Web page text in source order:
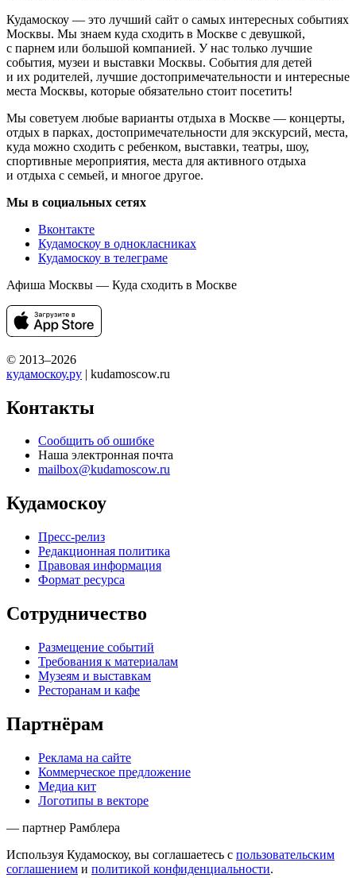
Кудамоскоу — это лучший сайт о самых интересных событиях
Москвы. Мы знаем куда сходить в Москве с девушкой,
с парнем или большой компанией. У нас только лучшие
события, музеи и выставки Москвы. События для детей
и их родителей, лучшие достопримечательности и интересные
места Москвы, которые обязательно стоит посетить!
Мы советуем любые варианты отдыха в Москве — концерты,
отдых в парках, достопримечательности для экскурсий, места,
куда можно сходить с ребенком, выставки, театры, шоу,
спортивные мероприятия, места для активного отдыха
и отдыха с семьей, и многое другое.
Мы в социальных сетях
Вконтакте
Кудамоскоу в однокласниках
Кудамоскоу в телеграме
Афиша Москвы — Куда сходить в Москве
© 2013–2026
кудамоскоу.ру | kudamoscow.ru
Контакты
Сообщить об ошибке
Наша электронная почта
mailbox@kudamoscow.ru
Кудамоскоу
Пресс-релиз
Редакционная политика
Правовая информация
Формат ресурса
Сотрудничество
Размещение событий
Требования к материалам
Музеям и выставкам
Ресторанам и кафе
Партнёрам
Реклама на сайте
Коммерческое предложение
Медиа кит
Логотипы в векторе
— партнер Рамблера
Используя Кудамоскоу, вы соглашаетесь с пользовательским
соглашением и политикой конфиденциальности.